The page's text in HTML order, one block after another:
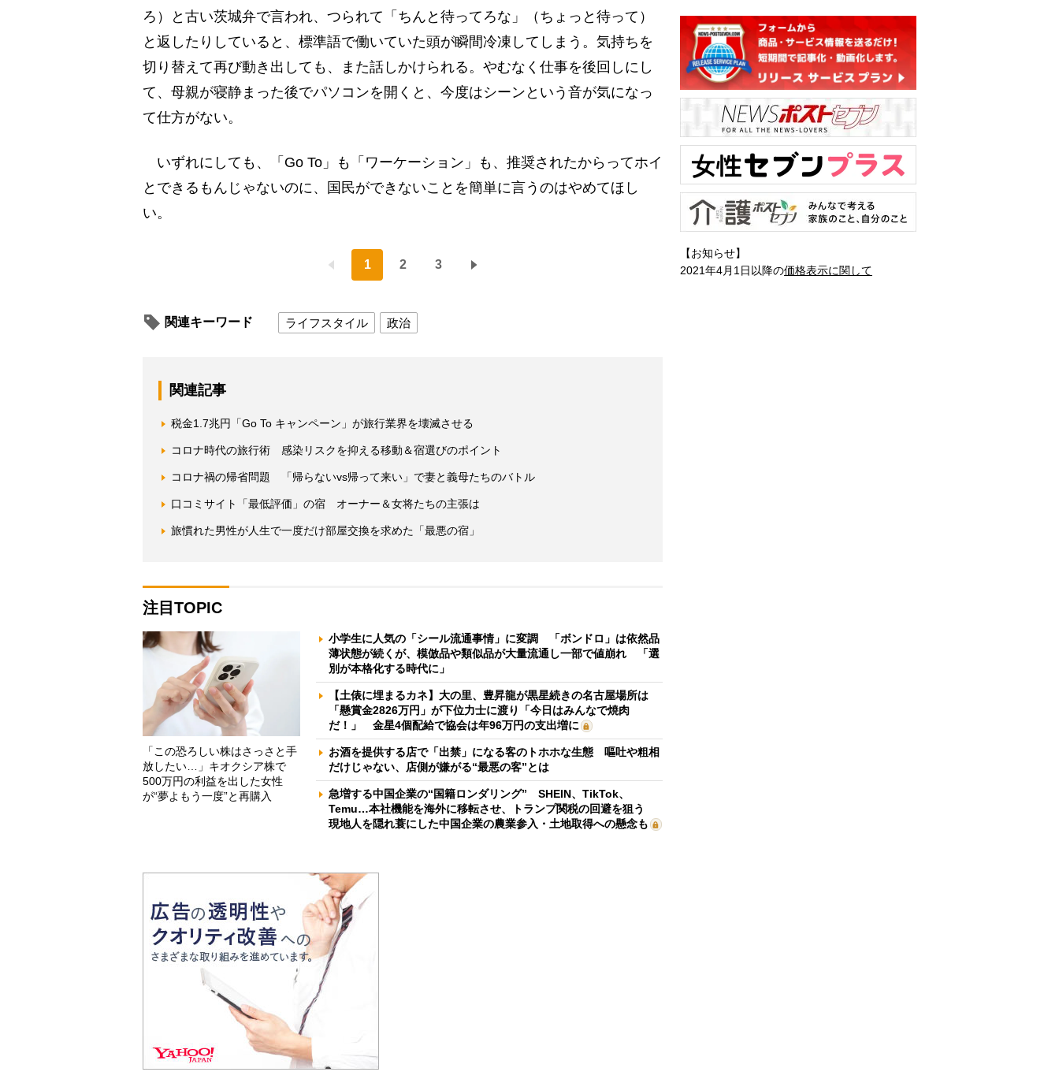
ろ）と古い茨城弁で言われ、つられて「ちんと待ってろな」（ちょっと待って）
と返したりしていると、標準語で働いていた頭が瞬間冷凍してしまう。気持ちを
切り替えて再び動き出しても、また話しかけられる。やむなく仕事を後回しにし
て、母親が寝静まった後でパソコンを開くと、今度はシーンという音が気になっ
て仕方がない。
いずれにしても、「Go To」も「ワーケーション」も、推奨されたからってホイ
とできるもんじゃないのに、国民ができないことを簡単に言うのはやめてほし
い。
1 2 3
関連キーワード ライフスタイル 政治
関連記事
税金1.7兆円「Go To キャンペーン」が旅行業界を壊滅させる
コロナ時代の旅行術 感染リスクを抑える移動＆宿選びのポイント
コロナ禍の帰省問題 「帰らないvs帰って来い」で妻と義母たちのバトル
口コミサイト「最低評価」の宿 オーナー＆女将たちの主張は
旅慣れた男性が人生で一度だけ部屋交換を求めた「最悪の宿」
注目TOPIC
「この恐ろしい株はさっさと手
放したい…」キオクシア株で
500万円の利益を出した女性
が“夢よもう一度”と再購入
小学生に人気の「シール流通事情」に変調 「ボンドロ」は依然品
薄状態が続くが、模倣品や類似品が大量流通し一部で値崩れ 「選
別が本格化する時代に」
【土俵に埋まるカネ】大の里、豊昇龍が黒星続きの名古屋場所は
「懸賞金2826万円」が下位力士に渡り「今日はみんなで焼肉
だ！」 金星4個配給で協会は年96万円の支出増に
お酒を提供する店で「出禁」になる客のトホホな生態 嘔吐や粗相
だけじゃない、店側が嫌がる“最悪の客”とは
急増する中国企業の“国籍ロンダリング” SHEIN、TikTok、
Temu…本社機能を海外に移転させ、トランプ関税の回避を狙う
現地人を隠れ蓑にした中国企業の農業参入・土地取得への懸念も
【お知らせ】
2021年4月1日以降の価格表示に関して